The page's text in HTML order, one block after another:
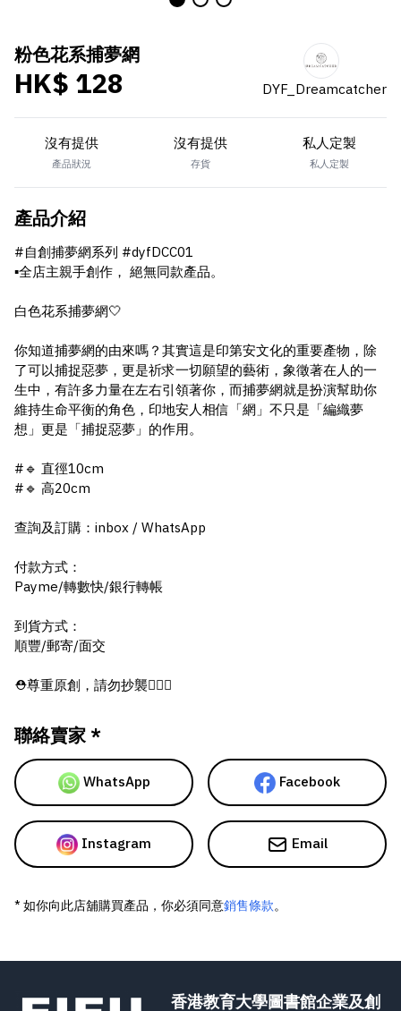
粉色花系捕夢網
HK$ 128 DYF_Dreamcatcher
沒有提供
產品狀況
沒有提供
存貨
私人定製
私人定製
產品介紹
#自創捕夢網系列 #dyfDCC01
▪️全店主親手創作， 絕無同款產品。
白色花系捕夢網🤍
你知道捕夢網的由來嗎？其實這是印第安文化的重要產物，除
了可以捕捉惡夢，更是祈求一切願望的藝術，象徵著在人的一
生中，有許多力量在左右引領著你，而捕夢網就是扮演幫助你
維持生命平衡的角色，印地安人相信「網」不只是「編織夢
想」更是「捕捉惡夢」的作用。
#🔹 直徑10cm
#🔹 高20cm
查詢及訂購：inbox / WhatsApp
付款方式：
Payme/轉數快/銀行轉帳
到貨方式：
順豐/郵寄/面交
⛑尊重原創，請勿抄襲🙇🏻‍♂️
聯絡賣家 *
WhatsApp Facebook
Instagram Email
* 如你向此店舖購買產品，你必須同意銷售條款。
香港教育大學圖書館企業及創